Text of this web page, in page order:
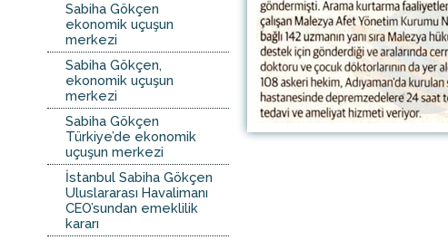
Sabiha Gökçen
ekonomik uçuşun
merkezi
Sabiha Gökçen,
ekonomik uçuşun
merkezi
Sabiha Gökçen
Türkiye’de ekonomik
uçuşun merkezi
İstanbul Sabiha Gökçen
Uluslararası Havalimanı
CEO’sundan emeklilik
kararı